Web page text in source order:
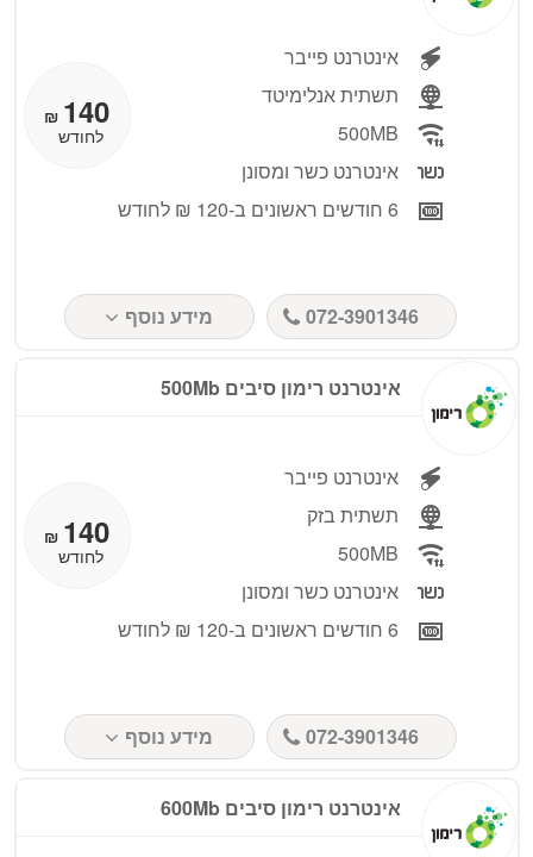
אינטרנט פייבר
תשתית אנלימיטד
500MB
אינטרנט כשר ומסונן
6 חודשים ראשונים ב-120 ₪ לחודש
140
₪
לחודש
072-3901346 מידע נוסף
אינטרנט רימון סיבים 500Mb
אינטרנט פייבר
תשתית בזק
500MB
אינטרנט כשר ומסונן
6 חודשים ראשונים ב-120 ₪ לחודש
140
₪
לחודש
072-3901346 מידע נוסף
אינטרנט רימון סיבים 600Mb